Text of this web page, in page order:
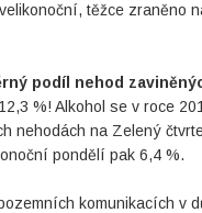
těžce zraněno
podíl nehod
%! Alkohol se v roce
nehodách na Zelený
pondělí pak 6,4 %.
komunikacích v